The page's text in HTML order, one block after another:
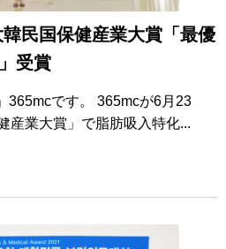
韓民国保健産業大賞「最優
受賞
365mcです。 365mcが6月23
産業大賞」で脂肪吸入特化...